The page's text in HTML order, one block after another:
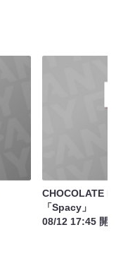
CHOCOLATE
「Spacy」
08/12 17:45 開